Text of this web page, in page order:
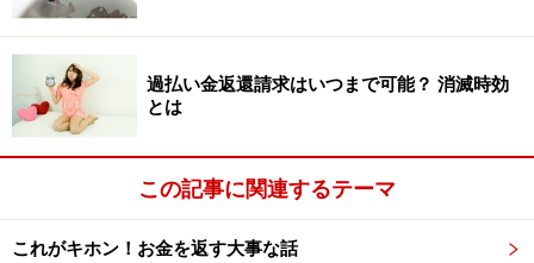
す。
2．「破産手続開始決定（以前で言う破産宣告）を受け
ると一定の制限がかかる」
これは、株式会社や有限会社の取締役などに就けなくな
ることや、職業や資格に関して制限があるということで
す。生命保険募集員、警備員、証券取引外務員、弁護
士、司法書士、公認会計士、税理士、宅地建物取引主任
過払い金返還請求はいつまで可能？ 消滅時効
とは
この記事に関連するテーマ
これがキホン！お金を返す大事な話